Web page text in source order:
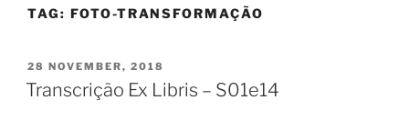
TAG: FOTO-TRANSFORMAÇÃO
POSTED
ON
28 NOVEMBER, 2018
Transcrição Ex Libris – S01e14